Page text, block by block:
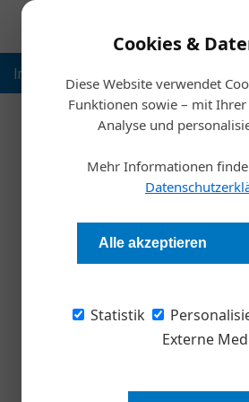
Cookies &
Diese Website verwendet
Funktionen sowie – mit
Analyse und
Mehr Informationen
Alle akzeptieren
Statistik
Externe
Inspiration